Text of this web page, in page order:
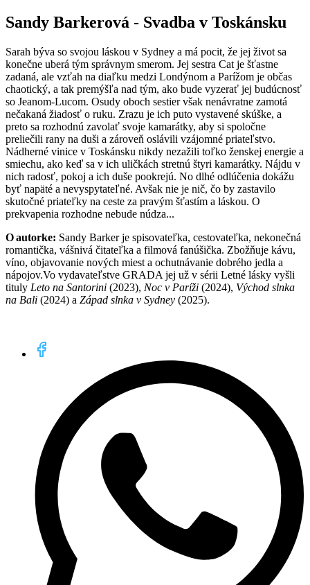
Sandy Barkerová - Svadba v Toskánsku
Sarah býva so svojou láskou v Sydney a má pocit, že jej život sa
konečne uberá tým správnym smerom. Jej sestra Cat je šťastne
zadaná, ale vzťah na diaľku medzi Londýnom a Parížom je občas
chaotický, a tak premýšľa nad tým, ako bude vyzerať jej budúcnosť
so Jeanom-Lucom. Osudy oboch sestier však nenávratne zamotá
nečakaná žiadosť o ruku. Zrazu je ich puto vystavené skúške, a
preto sa rozhodnú zavolať svoje kamarátky, aby si spoločne
preliečili rany na duši a zároveň oslávili vzájomné priateľstvo.
Nádherné vinice v Toskánsku nikdy nezažili toľko ženskej energie a
smiechu, ako keď sa v ich uličkách stretnú štyri kamarátky. Nájdu v
nich radosť, pokoj a ich duše pookrejú. No dlhé odlúčenia dokážu
byť napäté a nevyspytateľné. Avšak nie je nič, čo by zastavilo
skutočné priateľky na ceste za pravým šťastím a láskou. O
prekvapenia rozhodne nebude núdza...
O autorke: Sandy Barker je spisovateľka, cestovateľka, nekonečná
romantička, vášnivá čitateľka a filmová fanúšička. Zbožňuje kávu,
víno, objavovanie nových miest a ochutnávanie dobrého jedla a
nápojov.Vo vydavateľstve GRADA jej už v sérii Letné lásky vyšli
tituly Leto na Santorini (2023), Noc v Paríži (2024), Východ slnka
na Bali (2024) a Západ slnka v Sydney (2025).